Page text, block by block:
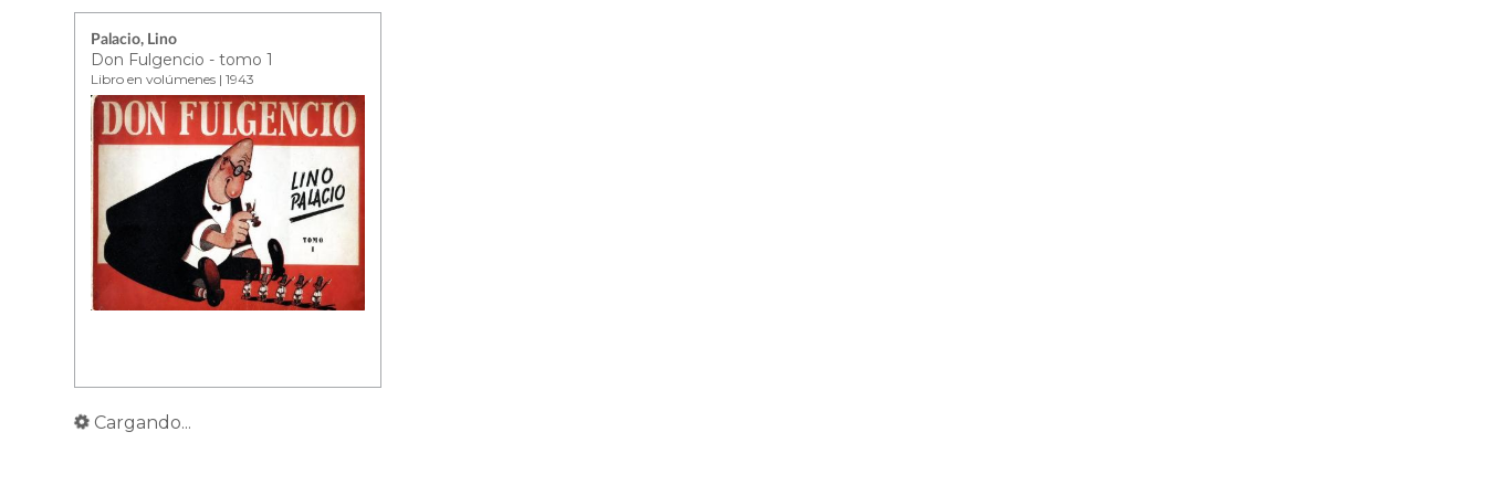
Palacio, Lino
Don Fulgencio - tomo 1
Libro en volúmenes | 1943
Cargando...